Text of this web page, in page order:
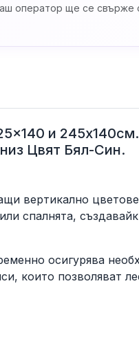
оператор ще се свърже
и
Цвят Бял-Син.
вертикално
спалнята,
осигурява
които позволяват